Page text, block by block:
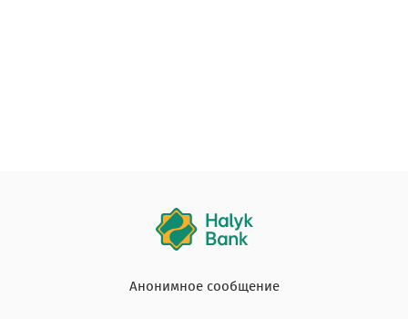
Анонимное сообщение